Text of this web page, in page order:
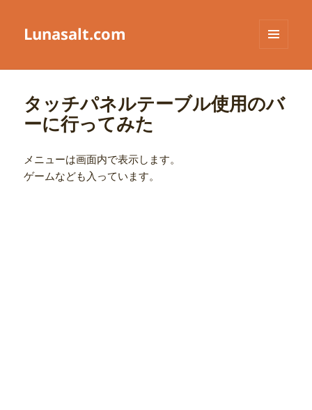
Lunasalt.com
ーとウ
タッチパネルテーブル使用のバ
ーに行ってみた
メニューは画面内で表示します。
ゲームなども入っています。